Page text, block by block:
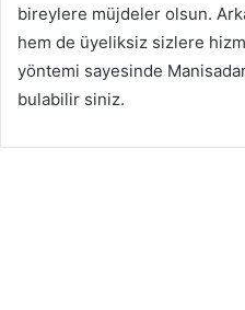
bireylere müjdeler olsun.
hem de üyeliksiz sizlere
yöntemi sayesinde
bulabilir siniz.
G
ö
l
ü
e